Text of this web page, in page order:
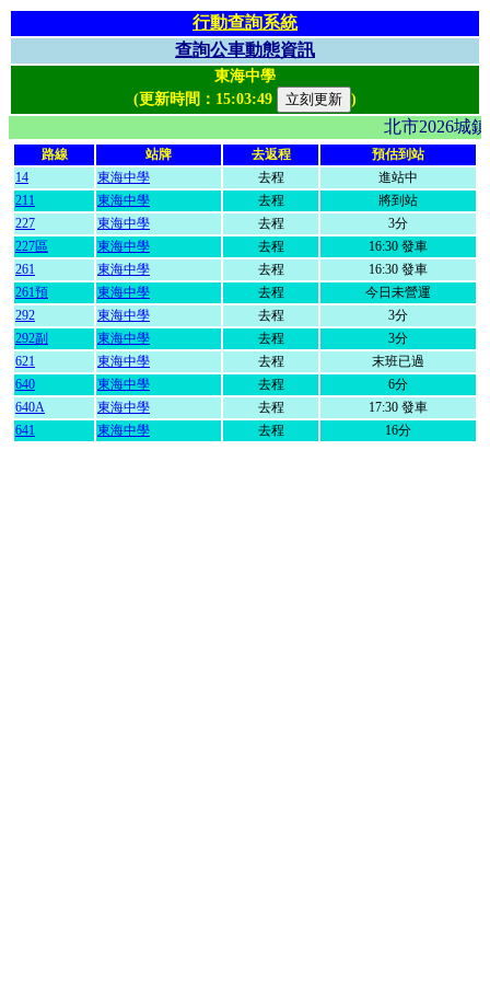
行動查詢系統
查詢公車動態資訊
東海中學
(更新時間： 15:03:49 )
北市2026
路線 站牌 去返程
預估到站
14
東海中學 去程
進站中
211
東海中學 去程
將到站
227
東海中學 去程
3分
227區
東海中學 去程
16:30 發車
261
東海中學 去程
16:30 發車
261預
東海中學 去程
今日未營運
292
東海中學 去程
3分
292副
東海中學 去程
3分
621
東海中學 去程
末班已過
640
東海中學 去程
6分
640A
東海中學 去程
17:30 發車
641
東海中學 去程 16分